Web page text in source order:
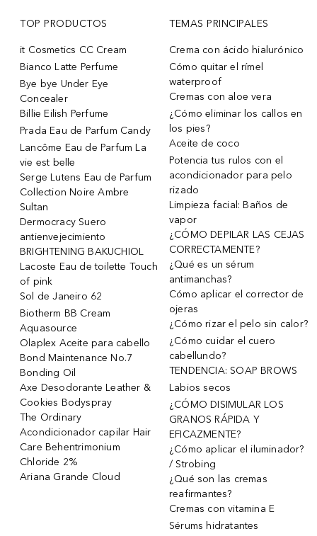
TOP PRODUCTOS
it Cosmetics CC Cream
Bianco Latte Perfume
Bye bye Under Eye
Concealer
Billie Eilish Perfume
Prada Eau de Parfum Candy
Lancôme Eau de Parfum La
vie est belle
Serge Lutens Eau de Parfum
Collection Noire Ambre
Sultan
Dermocracy Suero
antienvejecimiento
BRIGHTENING BAKUCHIOL
Lacoste Eau de toilette Touch
of pink
Sol de Janeiro 62
Biotherm BB Cream
Aquasource
Olaplex Aceite para cabello
Bond Maintenance No.7
Bonding Oil
Axe Desodorante Leather &
Cookies Bodyspray
The Ordinary
Acondicionador capilar Hair
Care Behentrimonium
Chloride 2%
Ariana Grande Cloud
TEMAS PRINCIPALES
Crema con ácido hialurónico
Cómo quitar el rímel
waterproof
Cremas con aloe vera
¿Cómo eliminar los callos en
los pies?
Aceite de coco
Potencia tus rulos con el
acondicionador para pelo
rizado
Limpieza facial: Baños de
vapor
¿CÓMO DEPILAR LAS CEJAS
CORRECTAMENTE?
¿Qué es un sérum
antimanchas?
Cómo aplicar el corrector de
ojeras
¿Cómo rizar el pelo sin calor?
¿Cómo cuidar el cuero
cabellundo?
TENDENCIA: SOAP BROWS
Labios secos
¿CÓMO DISIMULAR LOS
GRANOS RÁPIDA Y
EFICAZMENTE?
¿Cómo aplicar el iluminador?
/ Strobing
¿Qué son las cremas
reafirmantes?
Cremas con vitamina E
Sérums hidratantes